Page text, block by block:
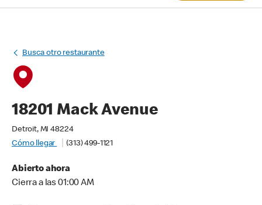
Busca otro restaurante
18201 Mack Avenue
Detroit, MI 48224
Cómo llegar
(313) 499-1121
Abierto ahora
Cierra a las 01:00 AM